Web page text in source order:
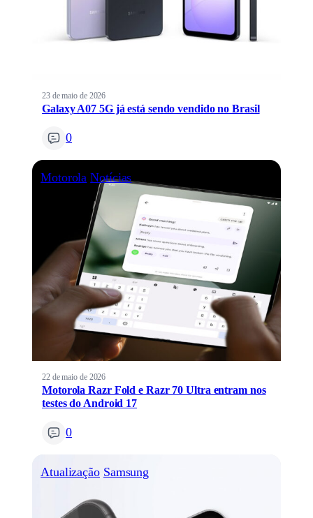
23 de maio de 2026
Galaxy A07 5G já está sendo vendido no Brasil
0
Motorola Notícias
22 de maio de 2026
Motorola Razr Fold e Razr 70 Ultra entram nos
testes do Android 17
0
Atualização Samsung